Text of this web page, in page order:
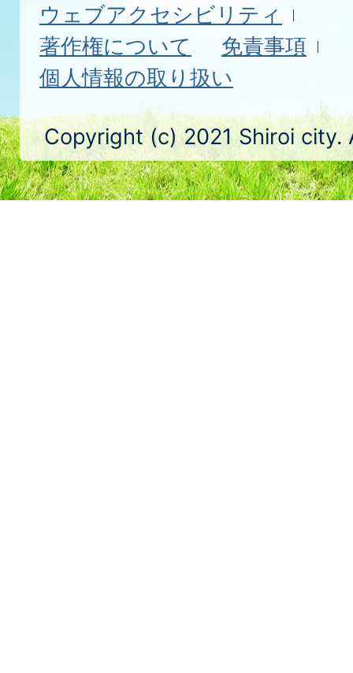
ウェブアクセシビリティ
著作権について
免責事項
個人情報の取り扱い
Copyright (c) 2021 Shiroi city.